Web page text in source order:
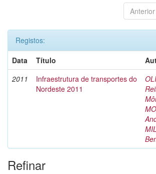
Anterior
Registos:
Data
Título
2011
Infraestrutura de transportes do
Nordeste 2011
Refinar